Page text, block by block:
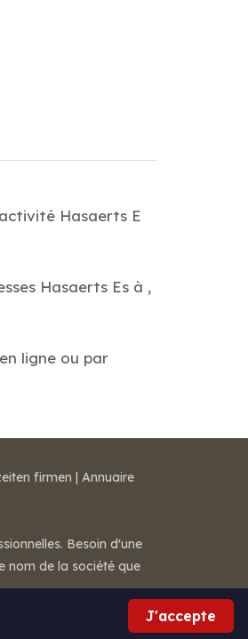
Hasaerts E
Hasaerts Es à ,
ligne ou par
J'accepte
firmen | Annuaire
Besoin d'une
nom de la société que